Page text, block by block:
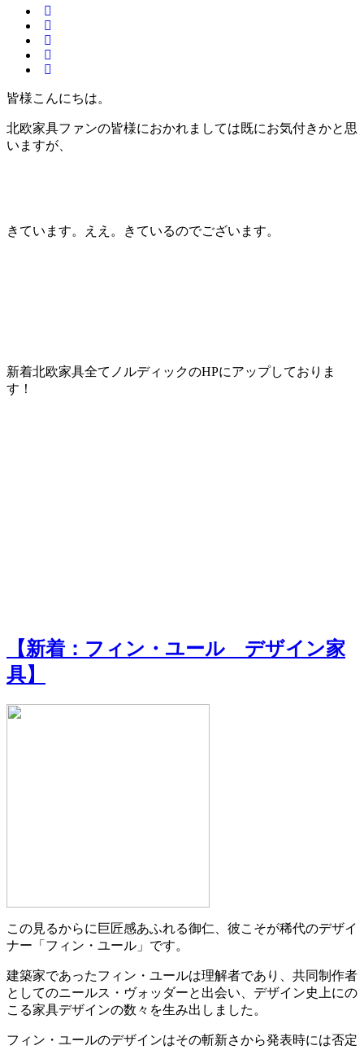
皆様こんにちは。
北欧家具ファンの皆様におかれましては既にお気付きかと思
いますが、
きています。ええ。きているのでございます。
新着北欧家具全てノルディックのHPにアップしておりま
す！
【新着：フィン・ユール デザイン家
具】
この見るからに巨匠感あふれる御仁、彼こそが稀代のデザイ
ナー「フィン・ユール」です。
建築家であったフィン・ユールは理解者であり、共同制作者
としてのニールス・ヴォッダーと出会い、デザイン史上にの
こる家具デザインの数々を生み出しました。
フィン・ユールのデザインはその斬新さから発表時には否定